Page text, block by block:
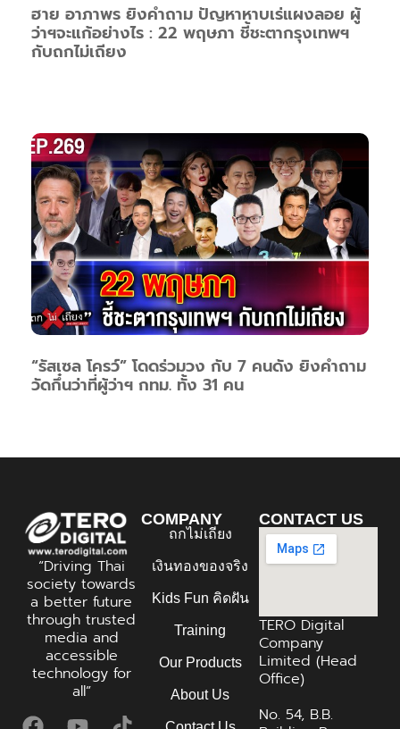
ฮาย อาภาพร ยิงคำถาม ปัญหาหาบเร่แผงลอย ผู้
ว่าฯจะแก้อย่างไร : 22 พฤษภา ชี้ชะตากรุงเทพฯ
กับถกไม่เถียง
“รัสเซล โครว์” โดดร่วมวง กับ 7 คนดัง ยิงคำถาม
วัดกึ๋นว่าที่ผู้ว่าฯ กทม. ทั้ง 31 คน
“Driving Thai
society towards
a better future
through trusted
media and
accessible
technology for
all”
COMPANY
ถกไม่เถียง
เงินทองของจริง
Kids Fun คิดฝัน
Training
Our Products
About Us
CONTACT US
TERO Digital
Company
Limited (Head
Office)
No. 54, B.B.